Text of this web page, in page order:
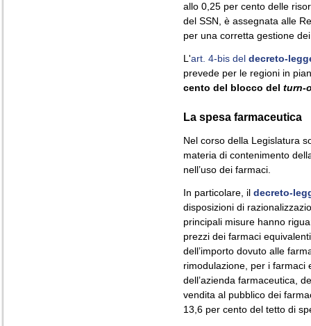
allo 0,25 per cento delle
del SSN, è assegnata alle
per una corretta gestione
L'art. 4-bis del decreto-
prevede per le regioni in
cento del blocco del turn-
La spesa farmaceutica
Nel corso della Legislatura
materia di contenimento
nell’uso dei farmaci.
In particolare, il decreto-
disposizioni di
principali misure hanno
prezzi dei farmaci
dell’importo dovuto alle
rimodulazione, per i farmaci
dell’azienda farmaceutica,
vendita al pubblico dei
13,6 per cento del tetto di